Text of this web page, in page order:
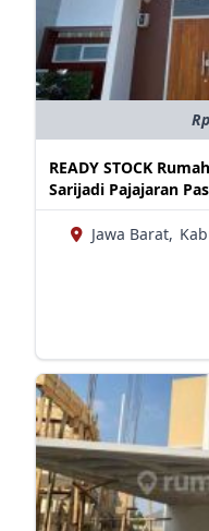
READY STOCK
Sarijadi Pajajaran
Jawa Barat,